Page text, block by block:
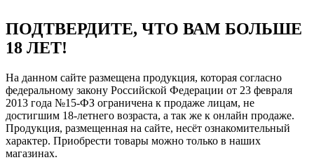
ПОДТВЕРДИТЕ, ЧТО ВАМ БОЛЬШЕ
18 ЛЕТ!
На данном сайте размещена продукция, которая согласно
федеральному закону Российской Федерации от 23 февраля
2013 года №15-ФЗ ограничена к продаже лицам, не
достигшим 18-летнего возраста, а так же к онлайн продаже.
Продукция, размещенная на сайте, несёт ознакомительный
характер. Приобрести товары можно только в наших
магазинах.